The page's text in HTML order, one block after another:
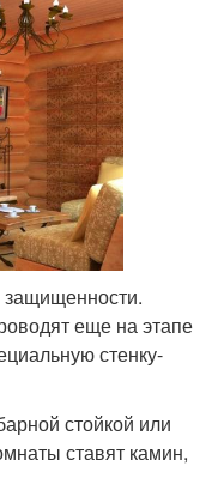
еще на этапе
стенку-
стойкой или
ставят камин,